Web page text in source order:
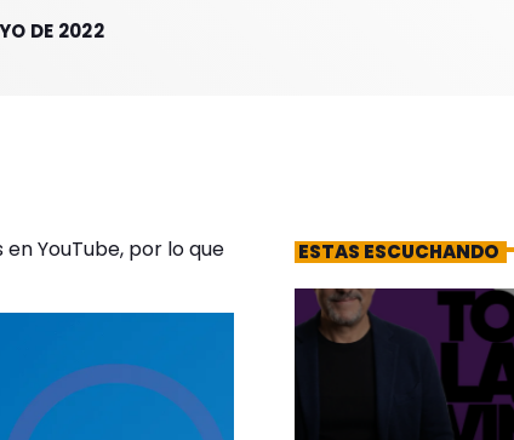
DE 2022
YouTube, por lo que
ESTAS ESCUCHANDO